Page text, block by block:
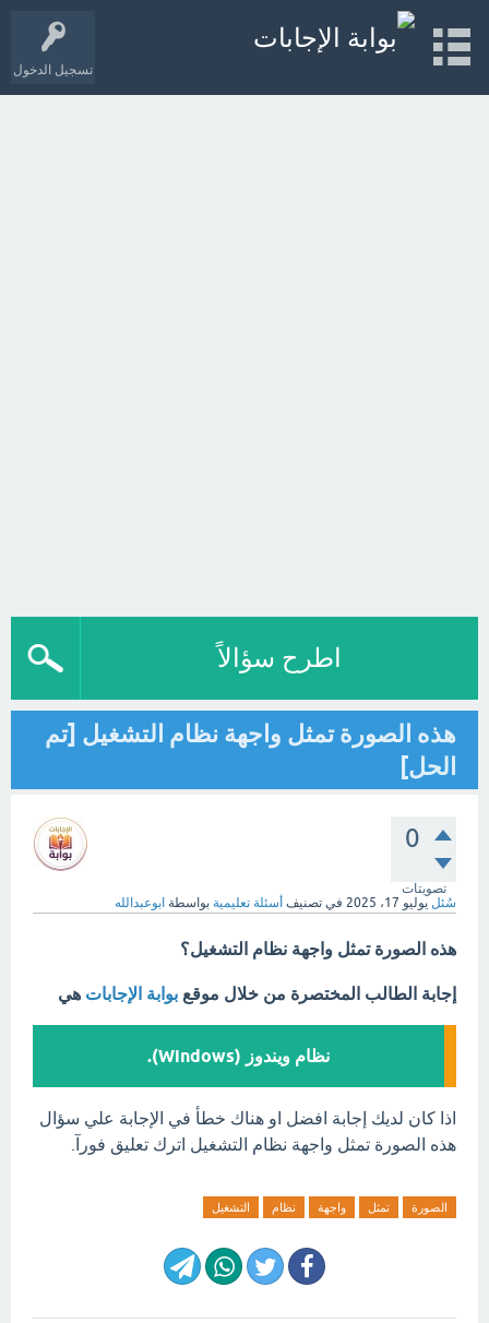
تسجيل الدخول
اطرح سؤالاً
هذه الصورة تمثل واجهة نظام التشغيل [تم
الحل]
0
تصويتات
سُئل يوليو 17، 2025 في تصنيف أسئلة تعليمية بواسطة ابوعبدالله
هذه الصورة تمثل واجهة نظام التشغيل؟
إجابة الطالب المختصرة من خلال موقع بوابة الإجابات هي
نظام ويندوز (Windows).
اذا كان لديك إجابة افضل او هناك خطأ في الإجابة علي سؤال
هذه الصورة تمثل واجهة نظام التشغيل اترك تعليق فورآ.
الصورة تمثل واجهة نظام التشغيل